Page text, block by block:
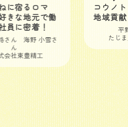
に宿るロマ
きな地元で働
員に密着！
さん 海野 小雪さ
ん
会社東豊精工
コウノ
地域貢献
平
たじ